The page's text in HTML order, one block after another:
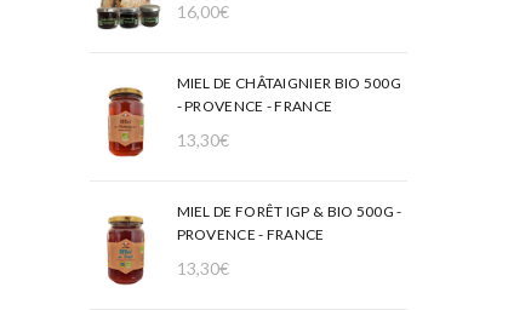
16,00€
MIEL DE CHÂTAIGNIER BIO 500G
- PROVENCE - FRANCE
13,30€
MIEL DE FORÊT IGP & BIO 500G -
PROVENCE - FRANCE
13,30€